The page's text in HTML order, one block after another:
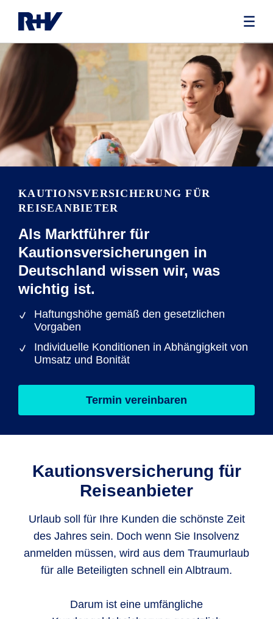
KAUTIONSVERSICHERUNG FÜR
REISEANBIETER
Als Marktführer für
Kautionsversicherungen in
Deutschland wissen wir, was
wichtig ist.
Haftungshöhe gemäß den gesetzlichen
Vorgaben
Individuelle Konditionen in Abhängigkeit von
Umsatz und Bonität
Termin vereinbaren
Kautionsversicherung für
Reiseanbieter
Urlaub soll für Ihre Kunden die schönste Zeit
des Jahres sein. Doch wenn Sie Insolvenz
anmelden müssen, wird aus dem Traumurlaub
für alle Beteiligten schnell ein Albtraum.
Darum ist eine umfängliche